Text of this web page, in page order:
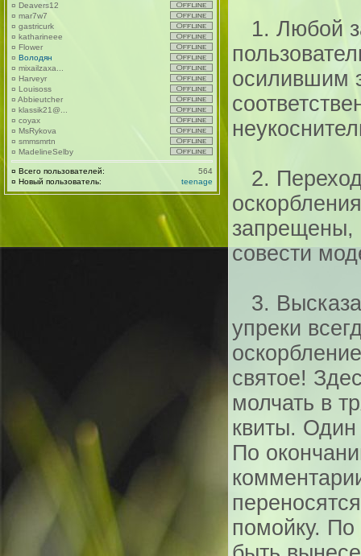
¤ Deavers12
¤ mar7w7
¤ gastricurk
¤ katharineee
¤ Flower
¤ Володян
¤ mixailzaxa...
¤ Harveyr
¤ Louisoss
¤ Abbieutcher
¤ klassik21@...
¤ coyax
¤ MsRykova
¤ smmsmrtn
¤ MadelineSelby
¤ Всего пользователей:
564
¤ Новый пользователь: teenage
1. Любой
осилившим
2.
запрещены,
совести
3.
упреки
святое!
молчать в
квиты. Один
По
помойку. По